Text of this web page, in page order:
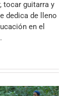
tocar guitarra y
dedica de lleno
en el